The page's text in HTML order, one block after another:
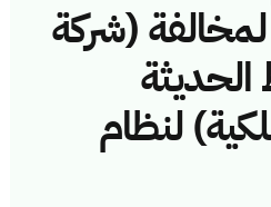
لمخالفة (شركة
لنظام